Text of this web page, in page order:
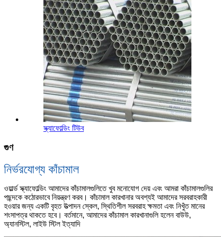
স্ক্যাফোল্ডিং টিউব
গুণ
নির্ভরযোগ্য কাঁচামাল
ওয়ার্ল্ড স্ক্যাফোল্ডিং আমাদের কাঁচামালগুলিতে খুব মনোযোগ দেয় এবং আমরা কাঁচামালগুলির
পছন্দকে কঠোরভাবে নিয়ন্ত্রণ করব। কাঁচামাল কারখানার অবশ্যই আমাদের সরবরাহকারী
হওয়ার জন্য একটি বৃহত উত্পাদন স্কেল, স্থিতিশীল সরবরাহ ক্ষমতা এবং নিখুঁত মানের
শংসাপত্র থাকতে হবে। বর্তমানে, আমাদের কাঁচামাল কারখানাগুলি হলেন বাউউ,
অ্যানস্টিল, লাইউ স্টিল ইত্যাদি